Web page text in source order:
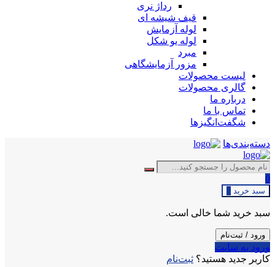
رداژ نری
قیف شیشه ای
لوله آزمایش
لوله یو شکل
مبرد
مزور آزمایشگاهی
لیست محصولات
گالری محصولات
درباره ما
تماس با ما
شگفت‌انگیزها
دسته‌بندی‌ها
0
سبد خرید
سبد خرید شما خالی است.
ورود / ثبت‌نام
ورود به سایت
کاربر جدید هستید؟ ثبت‌نام